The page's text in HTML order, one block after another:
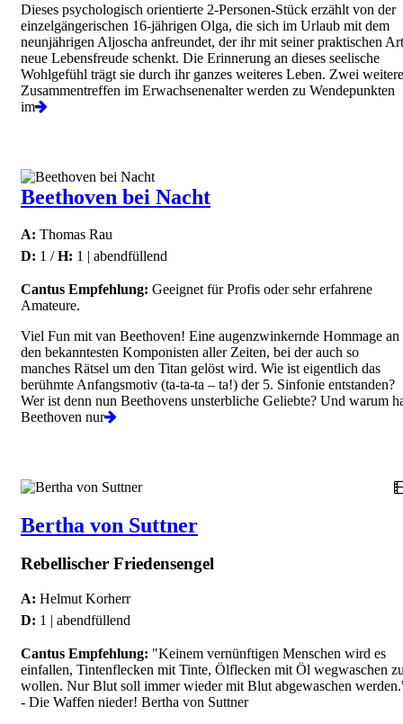
Dieses psychologisch orientierte 2-Personen-Stück erzählt von der
einzelgängerischen 16-jährigen Olga, die sich im Urlaub mit dem
neunjährigen Aljoscha anfreundet, der ihr mit seiner praktischen Art
neue Lebensfreude schenkt. Die Erinnerung an dieses seelische
Wohlgefühl trägt sie durch ihr ganzes weiteres Leben. Zwei weitere
Zusammentreffen im Erwachsenenalter werden zu Wendepunkten
im
Beethoven bei Nacht
A: Thomas Rau
D: 1 /H: 1 | abendfüllend
Cantus Empfehlung: Geeignet für Profis oder sehr erfahrene
Amateure.
Viel Fun mit van Beethoven! Eine augenzwinkernde Hommage an
den bekanntesten Komponisten aller Zeiten, bei der auch so
manches Rätsel um den Titan gelöst wird. Wie ist eigentlich das
berühmte Anfangsmotiv (ta-ta-ta – ta!) der 5. Sinfonie entstanden?
Wer ist denn nun Beethovens unsterbliche Geliebte? Und warum
Beethoven nur
Bertha von Suttner
Rebellischer Friedensengel
A: Helmut Korherr
D: 1 | abendfüllend
Cantus Empfehlung: "Keinem vernünftigen Menschen wird es
einfallen, Tintenflecken mit Tinte, Ölflecken mit Öl wegwaschen
wollen. Nur Blut soll immer wieder mit Blut abgewaschen
- Die Waffen nieder! Bertha von Suttner